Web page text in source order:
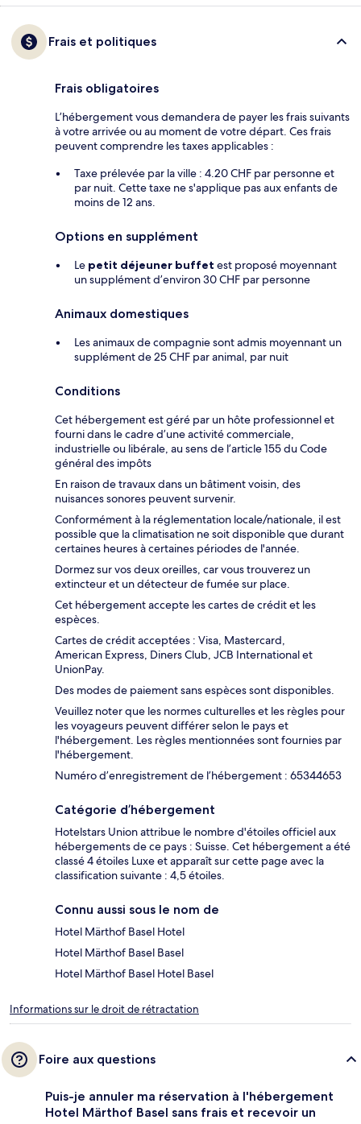
Frais et politiques
Frais obligatoires
L’hébergement vous demandera de payer les frais suivants
à votre arrivée ou au moment de votre départ. Ces frais
peuvent comprendre les taxes applicables :
Taxe prélevée par la ville : 4.20 CHF par personne et
par nuit. Cette taxe ne s'applique pas aux enfants de
moins de 12 ans.
Options en supplément
Le petit déjeuner buffet est proposé moyennant
un supplément d’environ 30 CHF par personne
Animaux domestiques
Les animaux de compagnie sont admis moyennant un
supplément de 25 CHF par animal, par nuit
Conditions
Cet hébergement est géré par un hôte professionnel et
fourni dans le cadre d’une activité commerciale,
industrielle ou libérale, au sens de l’article 155 du Code
général des impôts
En raison de travaux dans un bâtiment voisin, des
nuisances sonores peuvent survenir.
Conformément à la réglementation locale/nationale, il est
possible que la climatisation ne soit disponible que durant
certaines heures à certaines périodes de l'année.
Dormez sur vos deux oreilles, car vous trouverez un
extincteur et un détecteur de fumée sur place.
Cet hébergement accepte les cartes de crédit et les
espèces.
Cartes de crédit acceptées : Visa, Mastercard,
American Express, Diners Club, JCB International et
UnionPay.
Des modes de paiement sans espèces sont disponibles.
Veuillez noter que les normes culturelles et les règles pour
les voyageurs peuvent différer selon le pays et
l'hébergement. Les règles mentionnées sont fournies par
l'hébergement.
Numéro d’enregistrement de l’hébergement : 65344653
Catégorie d’hébergement
Hotelstars Union attribue le nombre d'étoiles officiel aux
hébergements de ce pays : Suisse. Cet hébergement a été
classé 4 étoiles Luxe et apparaît sur cette page avec la
classification suivante : 4,5 étoiles.
Connu aussi sous le nom de
Hotel Märthof Basel Hotel
Hotel Märthof Basel Basel
Hotel Märthof Basel Hotel Basel
Informations sur le droit de rétractation
Foire aux questions
Puis-je annuler ma réservation à l'hébergement
Hotel Märthof Basel sans frais et recevoir un